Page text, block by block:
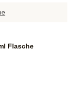
Flasche